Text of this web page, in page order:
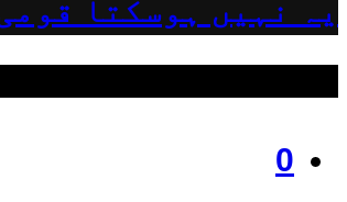
یہ نہیں ہوسکتا
0